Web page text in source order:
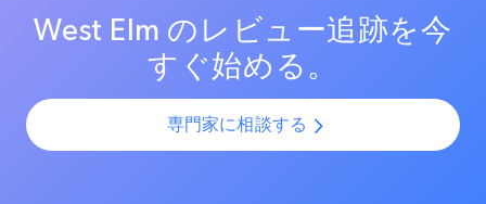
specified keywords
URL, Product id, Title, Product description,
Rating, Reviews count, Initial price, Discount,
and more.
製品改善の機会を特定します。
West Elm のレビュー追跡を今
すぐ始める。
専門家に相談する